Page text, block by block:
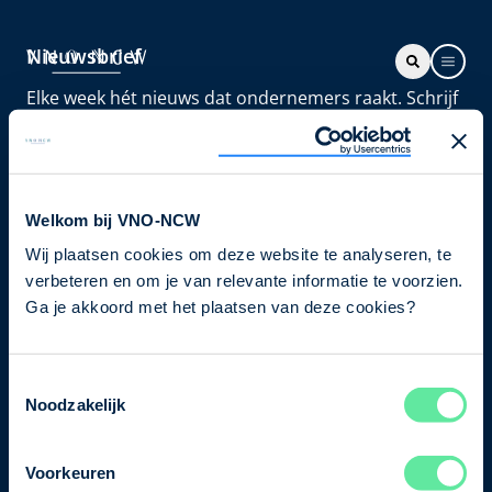
Welkom bij VNO-NCW
Wij plaatsen cookies om deze website te analyseren, te
verbeteren en om je van relevante informatie te voorzien.
Ga je akkoord met het plaatsen van deze cookies?
Noodzakelijk
Voorkeuren
Nieuwsbrief
Elke week hét nieuws dat ondernemers raakt. Schrijf
je nu in voor de VNO-NCW nieuwsbrief.
Schrijf je in
Direct naar
Ons verhaal
Bezuidenhoutseweg 12
T+31 70 349 03 49